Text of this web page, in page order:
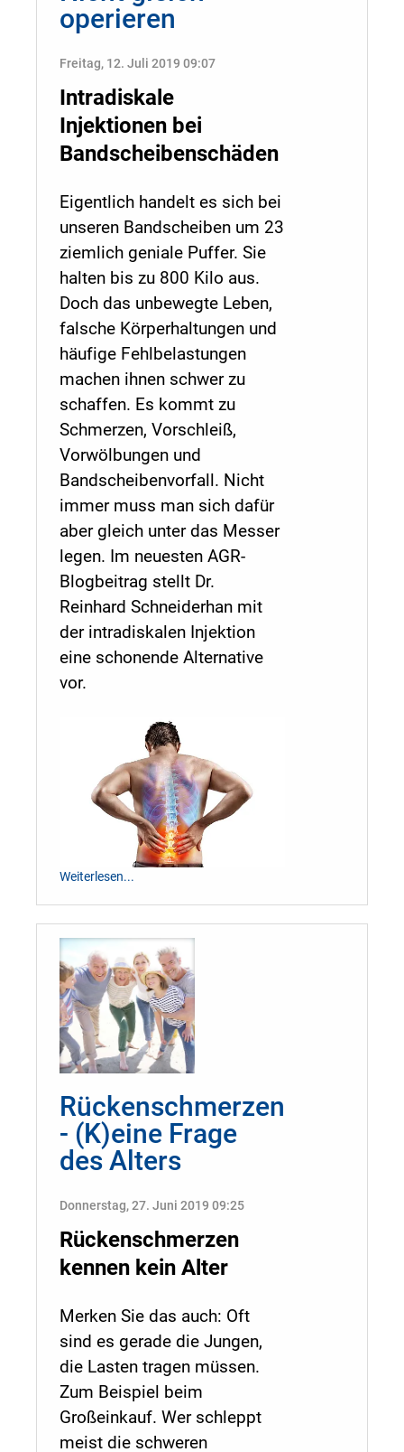
operieren
Freitag, 12. Juli 2019 09:07
Intradiskale
Injektionen bei
Bandscheibenschäden
Eigentlich handelt es sich bei
unseren Bandscheiben um 23
ziemlich geniale Puffer. Sie
halten bis zu 800 Kilo aus.
Doch das unbewegte Leben,
falsche Körperhaltungen und
häufige Fehlbelastungen
machen ihnen schwer zu
schaffen. Es kommt zu
Schmerzen, Vorschleiß,
Vorwölbungen und
Bandscheibenvorfall. Nicht
immer muss man sich dafür
aber gleich unter das Messer
legen. Im neuesten AGR-
Blogbeitrag stellt Dr.
Reinhard Schneiderhan mit
der intradiskalen Injektion
eine schonende Alternative
vor.
Weiterlesen...
Rückenschmerzen
- (K)eine Frage
des Alters
Donnerstag, 27. Juni 2019 09:25
Rückenschmerzen
kennen kein Alter
Merken Sie das auch: Oft
sind es gerade die Jungen,
die Lasten tragen müssen.
Zum Beispiel beim
Großeinkauf. Wer schleppt
meist die schweren